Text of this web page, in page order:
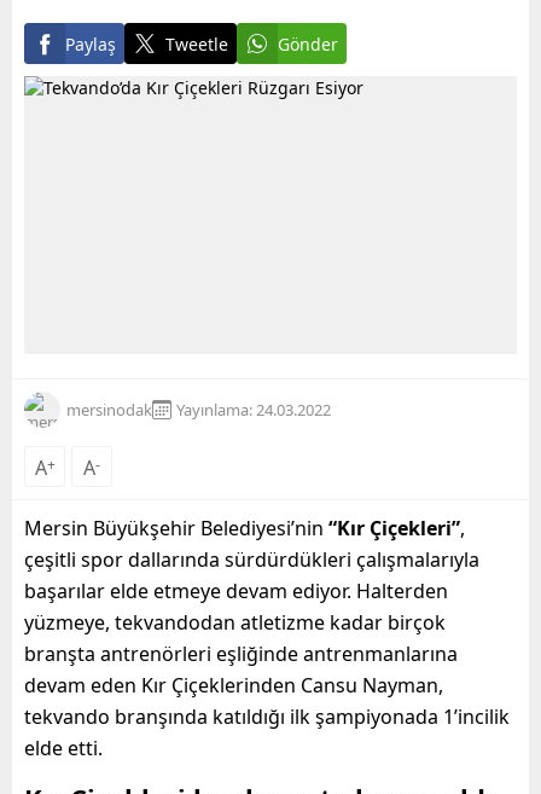
Paylaş Tweetle Gönder
mersinodak Yayınlama: 24.03.2022
A+ A-
Mersin Büyükşehir Belediyesi’nin “Kır Çiçekleri”,
çeşitli spor dallarında sürdürdükleri çalışmalarıyla
başarılar elde etmeye devam ediyor. Halterden
yüzmeye, tekvandodan atletizme kadar birçok
branşta antrenörleri eşliğinde antrenmanlarına
devam eden Kır Çiçeklerinden Cansu Nayman,
tekvando branşında katıldığı ilk şampiyonada 1’incilik
elde etti.